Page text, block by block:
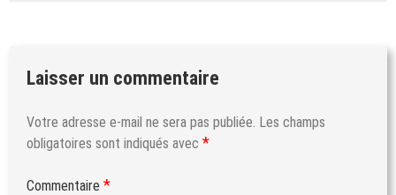
Laisser un commentaire
Votre adresse e-mail ne sera pas publiée. Les champs
obligatoires sont indiqués avec *
Commentaire *